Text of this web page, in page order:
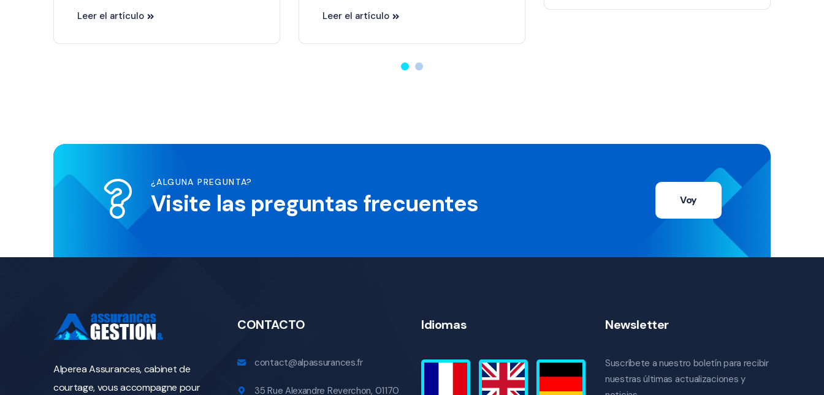
Leer el artículo Leer el artículo
¿ALGUNA PREGUNTA?
Visite las preguntas frecuentes Voy
Alperea Assurances, cabinet de
courtage, vous accompagne pour
CONTACTO
contact@alpassurances.fr
35 Rue Alexandre Reverchon, 01170
Idiomas Newsletter
Suscríbete a nuestro boletín para recibir
nuestras últimas actualizaciones y